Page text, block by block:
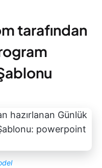
tarafından